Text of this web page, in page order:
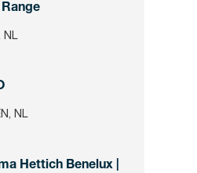
NL
NL
Hettich Benelux |